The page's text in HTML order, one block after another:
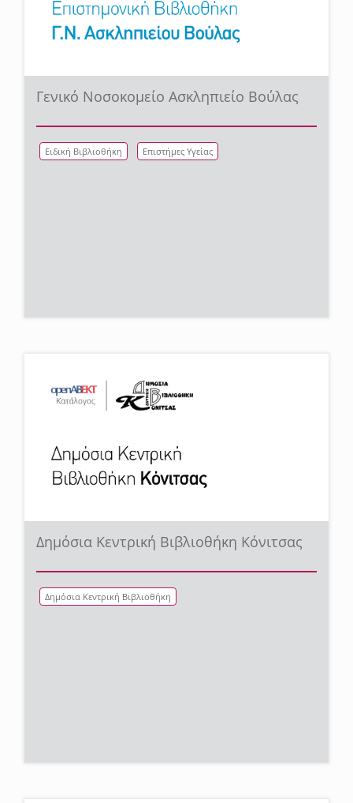
Γενικό Νοσοκομείο Ασκληπιείο Βούλας
Ειδική Βιβλιοθήκη Επιστήμες Υγείας
Δημόσια Κεντρική Βιβλιοθήκη Κόνιτσας
Δημόσια Κεντρική Βιβλιοθήκη